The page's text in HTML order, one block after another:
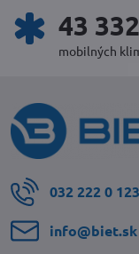
47 100
mobilných
032 222 0 123
info​@biet​.sk